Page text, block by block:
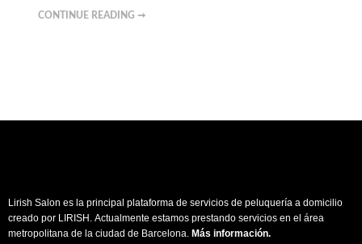
CONTINUE READING ➞
Lirish Salon es la principal plataforma de servicios de peluquería a domicilio
creado por LIRISH. Actualmente estamos prestando servicios en el área
metropolitana de la ciudad de Barcelona. Más información.